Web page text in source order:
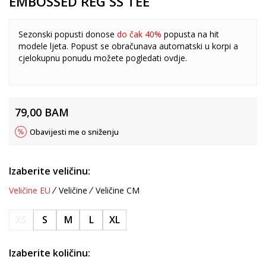
Sezonski popusti donose do čak 40% popusta na hit
modele ljeta. Popust se obračunava automatski u korpi a
cjelokupnu ponudu možete pogledati ovdje.
79,00 BAM
Obavijesti me o sniženju
Izaberite veličinu:
Veličine EU Veličine Veličine CM
S M L XL
Izaberite količinu: